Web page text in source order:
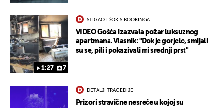
1:27 7
STIGAO I ŠOK S BOOKINGA
VIDEO Gošća izazvala požar luksuznog
apartmana. Vlasnik: "Dok je gorjelo, smijali
su se, pili i pokazivali mi srednji prst"
DETALJI TRAGEDIJE
Prizori stravične nesreće u kojoj su